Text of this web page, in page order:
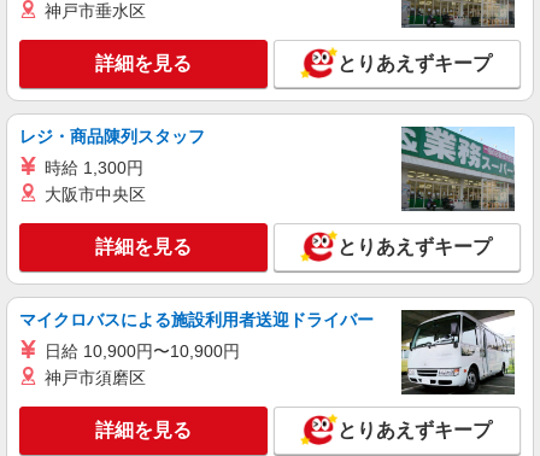
株式会社ジェイ・エス・ビー・フードサービス
食事付き学生マンションでの調理員
月給230,000円〜250,000円 ※資格・経験・能
力による ※試用期間3ヵ月有（同条件）
東京都葛飾区金町3丁目19-2 Uni Terrace 金町
キープ 詳細を見る
神戸市垂水区
詳細を見る とりあえずキープ
レジ・商品陳列スタッフ
時給 1,300円
大阪市中央区
詳細を見る とりあえずキープ
マイクロバスによる施設利用者送迎ドライバー
日給 10,900円〜10,900円
神戸市須磨区
詳細を見る とりあえずキープ